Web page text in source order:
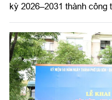
kỳ 2026–2031 thành công